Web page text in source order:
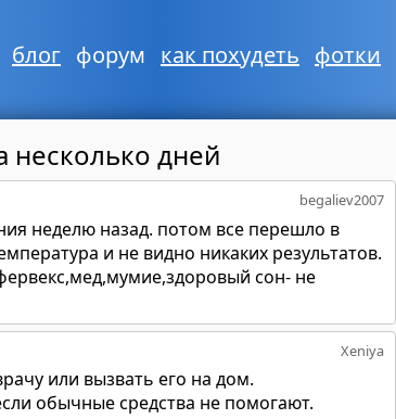
блог форум как похудеть фотки
несколько дней
begaliev2007
неделю назад. потом все перешло в
и не видно никаких результатов.
сон- не
Xeniya
или вызвать его на дом.
обычные средства не помогают.